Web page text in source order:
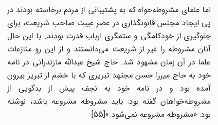
اما علمای مشروطه‌خواه که به پشتیبانی از مردم برخاسته‌ بودند در
پی ایجاد مجلس قانونگذاری در عصر غیبت صاحب شریعت، برای
جلوگیری از خودکامگی و ستمگری ارباب قدرت بودند. با این حال
آنان مشروطه را غیر از شریعت می‌دانستند و از این رو منازعات
علما در آن زمان مشهود شد. حاج شیخ عبدالله مازندرانی در نامه
خود به حاج میرزا حسن مجتهد تبریزی که با خشم از تبریز بیرون
آمده بود و در نامه خود به نجف پیش از بدگویی از
مشروطه‌خواهان گفته بود: باید مشروطه مشروعه باشد، نوشته
بود: «مشروطه مشروعه نمی‌شود.»[55]